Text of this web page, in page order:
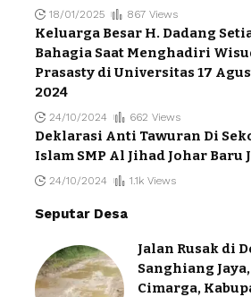
18/01/2025 867 Views
Keluarga Besar H. Dadang
Bahagia Saat Menghadiri
Prasasty di Universitas 17
2024
24/10/2024 662 Views
Deklarasi Anti Tawuran Di
Islam SMP Al Jihad Johar Baru
24/10/2024 1.1k Views
Seputar Desa
Jalan Rusak di
Sanghiang
Cimarga,